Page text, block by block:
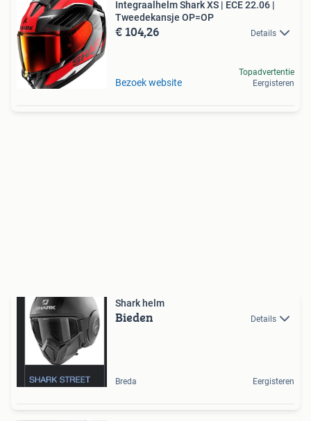
Integraalhelm Shark XS | ECE 22.06 |
Tweedekansje OP=OP
€ 104,26 Details
Bezoek website
Topadvertentie
Eergisteren
Shark helm
Bieden Details
Breda Eergisteren